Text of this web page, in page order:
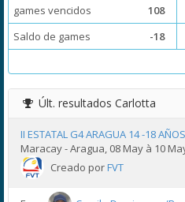
games vencidos
108
Saldo de games
-18
Últ. resultados Carlotta
II ESTATAL G4 ARAGUA 14 -18
Maracay - Aragua, 08 May à 10
Creado porFVT